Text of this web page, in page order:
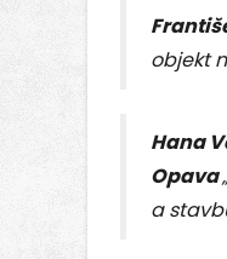
objekt
Hana
Opava
a